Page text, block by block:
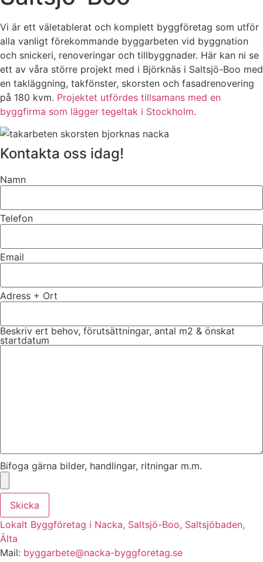
Vi är ett väletablerat och komplett byggföretag som utför
alla vanligt förekommande byggarbeten vid byggnation
och snickeri, renoveringar och tillbyggnader. Här kan ni se
ett av våra större projekt med i Björknäs i Saltsjö-Boo med
en takläggning, takfönster, skorsten och fasadrenovering
på 180 kvm. Projektet utfördes tillsamans med en
byggfirma som lägger tegeltak i Stockholm.
Kontakta oss idag!
Namn
Telefon
Email
Adress + Ort
Beskriv ert behov, förutsättningar, antal m2 & önskat
startdatum
Bifoga gärna bilder, handlingar, ritningar m.m.
Skicka
Lokalt Byggföretag i Nacka, Saltsjö-Boo, Saltsjöbaden,
Älta
Mail: byggarbete@nacka-byggforetag.se